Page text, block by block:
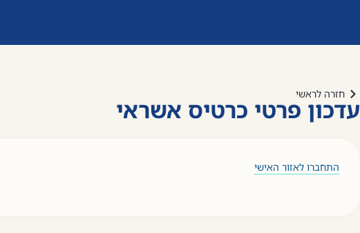
חזרה לראשי
עדכון פרטי כרטיס אשראי
התחברו לאזור האישי